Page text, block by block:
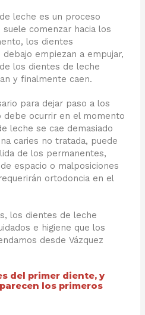
leche es un proceso
comenzar hacia los
los dientes
empiezan a empujar,
los dientes de leche
y finalmente caen.
para dejar paso a los
debe ocurrir en el momento
leche se cae demasiado
caries no tratada, puede
de los permanentes,
espacio o malposiciones
ortodoncia en el
los dientes de leche
e higiene que los
desde Vázquez
del primer diente, y
los primeros